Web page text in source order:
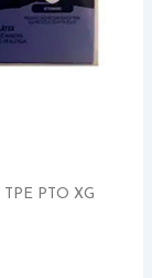
PTO XG